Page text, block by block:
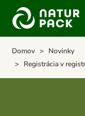
Domov
Novinky
Registrácia v